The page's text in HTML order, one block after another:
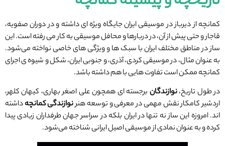
کمانچه از دیرباز در موسیقی ایران جایگاه ویژه ‌ای داشته و در دوران صفویه،
قاجار و حتی پیش از آن، در دربارها و محافل موسیقی به کار می ‌رفته است. این
ساز در مناطق مختلف ایران با سبک ‌ها و ویژگی‌ های خاصی نواخته می‌شود.
به عنوان مثال، در موسیقی کردی، آذری، و جنوبی ایران، شکل و شیوه‌ ی اجرای
کمانچه ممکن است تفاوت‌ هایی با هم داشته باشد.
در طول تاریخ،نوازندگان برجسته ‌ای همچون علی ‌اصغر بهاری، کیهان کلهر،
اردشیر کامکار نقش مهمی در معرفی و توسعه هنرنوازندگی کمانچهداشته
‌اند. امروزه این ساز نه ‌تنها در ایران بلکه در سراسر جهان طرفداران زیادی پیدا
کرده و به ‌عنوان نمادی از موسیقی اصیل ایرانی شناخته می‌شود.